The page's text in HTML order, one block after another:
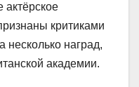
критиками
несколько наград,
академии.